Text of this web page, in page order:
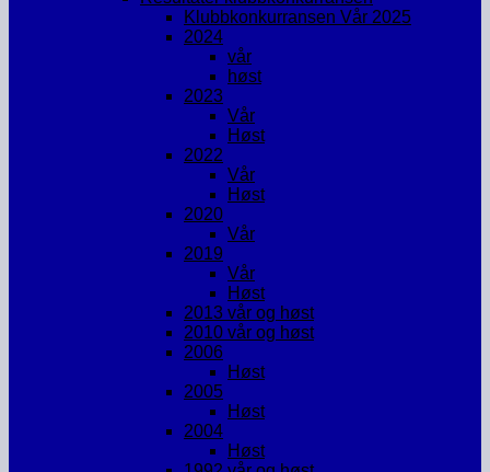
Klubbkonkurransen Vår 2025
2024
vår
høst
2023
Vår
Høst
2022
Vår
Høst
2020
Vår
2019
Vår
Høst
2013 vår og høst
2010 vår og høst
2006
Høst
2005
Høst
2004
Høst